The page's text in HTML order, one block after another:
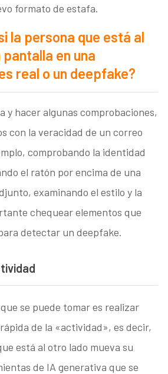
formato de estafa.
la persona que está al
en una
real o un deepfake?
y hacer algunas comprobaciones,
con la veracidad de un correo
comprobando la identidad
el ratón por encima de una
examinando el estilo y la
chequear elementos que
detectar un deepfake.
se puede tomar es realizar
de la «actividad», es decir,
está al otro lado mueva su
de IA generativa que se